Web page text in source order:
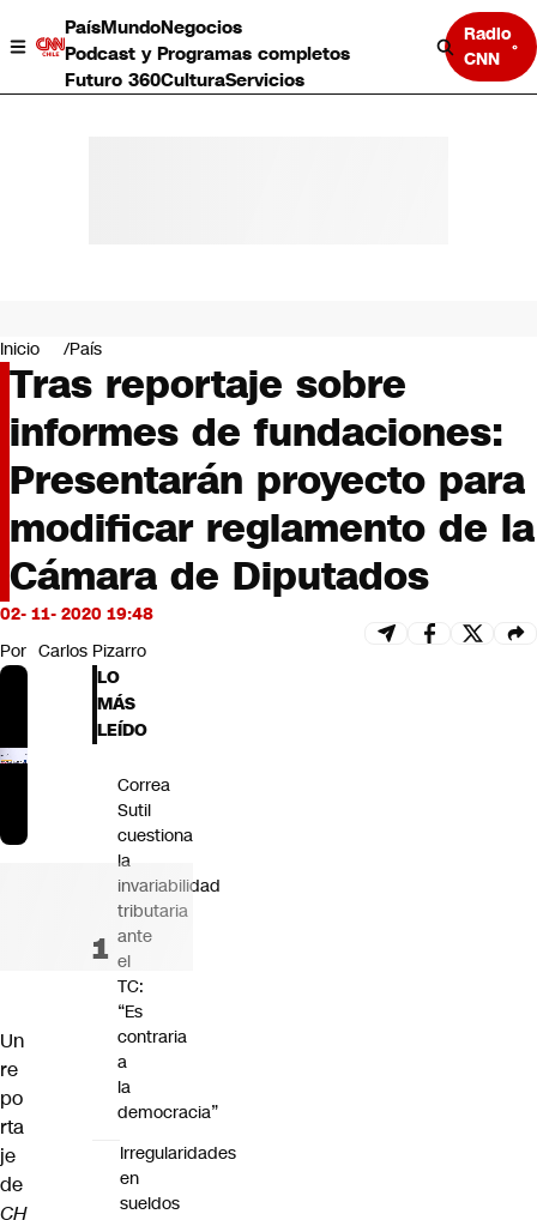
PaísMundoNegocios
Podcast y Programas completos
Futuro 360CulturaServicios
Radio
CNN
Negocios
Deportes
Programas completos
Cultura
Servicios
Bits
CNN tiempo
Futuro 360
Opinión
Inicio País
Tras reportaje sobre
informes de fundaciones:
Presentarán proyecto para
modificar reglamento de la
Cámara de Diputados
02- 11- 2020 19:48
Por Carlos Pizarro
Un
re
po
rta
je
de
CH
LO
MÁS
LEÍDO
Correa
Sutil
cuestiona
la
invariabilidad
tributaria
ante
el
TC:
“Es
contraria
a
la
democracia”
Irregularidades
en
sueldos